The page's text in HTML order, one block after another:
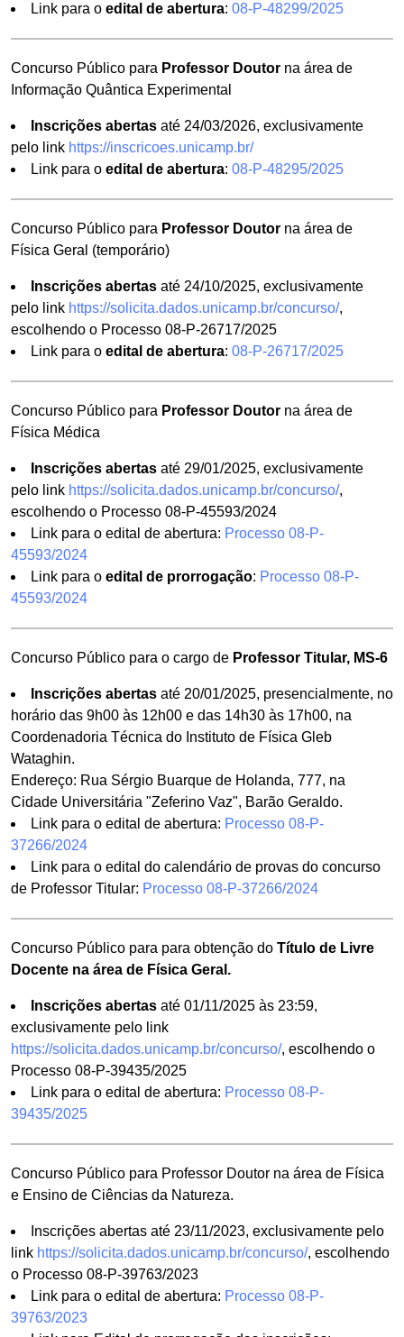
Link para o edital de abertura: 08-P-48299/2025
Concurso Público para Professor Doutor na área de
Informação Quântica Experimental
Inscrições abertas até 24/03/2026, exclusivamente
pelo link https://inscricoes.unicamp.br/
Link para o edital de abertura: 08-P-48295/2025
Concurso Público para Professor Doutor na área de
Física Geral (temporário)
Inscrições abertas até 24/10/2025, exclusivamente
pelo link https://solicita.dados.unicamp.br/concurso/,
escolhendo o Processo 08-P-26717/2025
Link para o edital de abertura: 08-P-26717/2025
Concurso Público para Professor Doutor na área de
Física Médica
Inscrições abertas até 29/01/2025, exclusivamente
pelo link https://solicita.dados.unicamp.br/concurso/,
escolhendo o Processo 08-P-45593/2024
Link para o edital de abertura: Processo 08-P-
45593/2024
Link para o edital de prorrogação: Processo 08-P-
45593/2024
Concurso Público para o cargo de Professor Titular, MS-6
Inscrições abertas até 20/01/2025, presencialmente, no
horário das 9h00 às 12h00 e das 14h30 às 17h00, na
Coordenadoria Técnica do Instituto de Física Gleb
Wataghin.
Endereço: Rua Sérgio Buarque de Holanda, 777, na
Cidade Universitária "Zeferino Vaz", Barão Geraldo.
Link para o edital de abertura: Processo 08-P-
37266/2024
Link para o edital do calendário de provas do concurso
de Professor Titular: Processo 08-P-37266/2024
Concurso Público para para obtenção do Título de Livre
Docente na área de Física Geral.
Inscrições abertas até 01/11/2025 às 23:59,
exclusivamente pelo link
https://solicita.dados.unicamp.br/concurso/, escolhendo o
Processo 08-P-39435/2025
Link para o edital de abertura: Processo 08-P-
39435/2025
Concurso Público para Professor Doutor na área de Física
e Ensino de Ciências da Natureza.
Inscrições abertas até 23/11/2023, exclusivamente pelo
link https://solicita.dados.unicamp.br/concurso/, escolhendo
o Processo 08-P-39763/2023
Link para o edital de abertura: Processo 08-P-
39763/2023